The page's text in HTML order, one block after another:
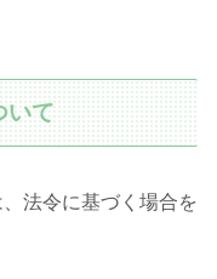
いて
法令に基づく場合を